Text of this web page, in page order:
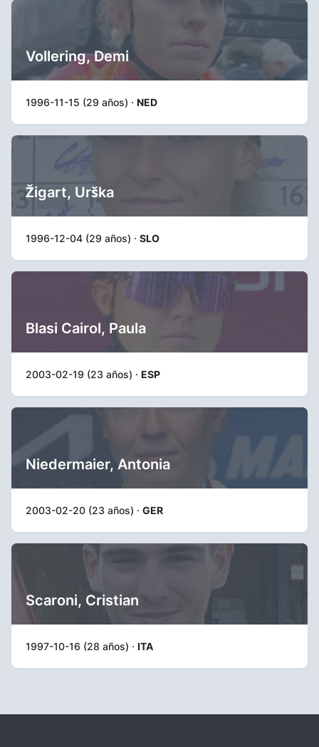
Vollering, Demi
1996-11-15 (29 años) · NED
Žigart, Urška
1996-12-04 (29 años) · SLO
Blasi Cairol, Paula
2003-02-19 (23 años) · ESP
Niedermaier, Antonia
2003-02-20 (23 años) · GER
Scaroni, Cristian
1997-10-16 (28 años) · ITA